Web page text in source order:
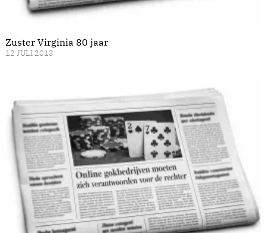
Zuster Virginia 80 jaar
12 JULI 2013